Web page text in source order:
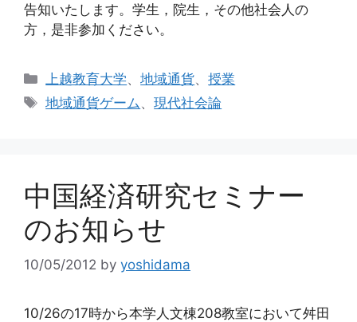
告知いたします。学生，院生，その他社会人の
方，是非参加ください。
カ
テ
上越教育大学、地域通貨、授業
タ
地域通貨ゲーム、現代社会論
中国経済研究セミナー
のお知らせ
10/05/2012 by yoshidama
10/26の17時から本学人文棟208教室において舛田